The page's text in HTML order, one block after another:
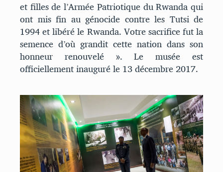
et filles de l’Armée Patriotique du Rwanda qui
ont mis fin au génocide contre les Tutsi de
1994 et libéré le Rwanda. Votre sacrifice fut la
semence d’où grandit cette nation dans son
honneur renouvelé ». Le musée est
officiellement inauguré le 13 décembre 2017.